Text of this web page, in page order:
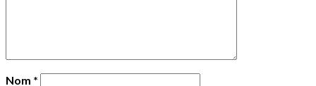
Nom *